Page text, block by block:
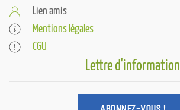
Lien amis
Mentions légales
CGU
Lettre d'information